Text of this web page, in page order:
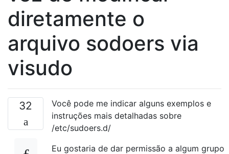
diretamente o
arquivo sodoers via
visudo
32
Você pode me indicar alguns exemplos e
instruções mais detalhadas sobre
/etc/sudoers.d/
Eu gostaria de dar permissão a algum grupo